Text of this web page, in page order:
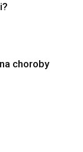
choroby